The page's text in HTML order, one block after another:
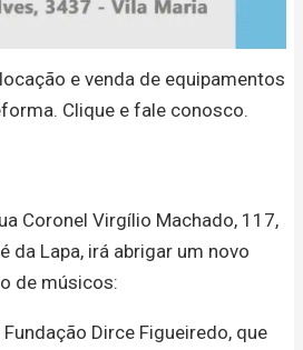
e venda de equipamentos
Clique e fale conosco.
Coronel Virgílio Machado, 117,
da Lapa, irá abrigar um novo
de músicos:
Dirce Figueiredo, que